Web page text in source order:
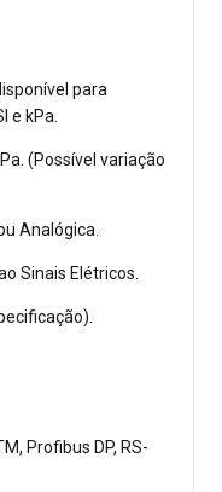
para
e kPa.
(Possível variação
Analógica.
Sinais Elétricos.
Profibus DP, RS-